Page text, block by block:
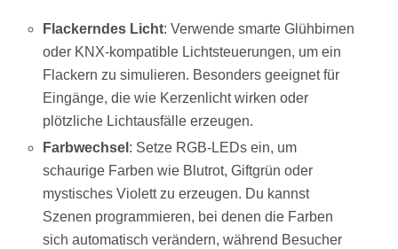
Flackerndes Licht: Verwende smarte Glühbirnen
oder KNX-kompatible Lichtsteuerungen, um ein
Flackern zu simulieren. Besonders geeignet für
Eingänge, die wie Kerzenlicht wirken oder
plötzliche Lichtausfälle erzeugen.
Farbwechsel : Setze RGB-LEDs ein, um
schaurige Farben wie Blutrot, Giftgrün oder
mystisches Violett zu erzeugen. Du kannst
Szenen programmieren, bei denen die Farben
sich automatisch verändern, während Besucher